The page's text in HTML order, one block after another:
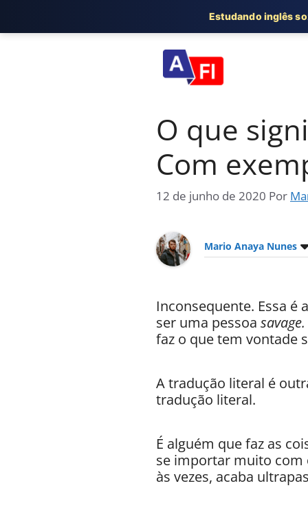
O que
Com
12 de junho de 2020 Por
Mario Anaya Nunes
Inconsequente. Essa é
ser uma pessoa savage.
faz o que tem vontade
A tradução literal é
tradução literal.
É alguém que faz as
se importar muito com
às vezes, acaba
Estudando inglês